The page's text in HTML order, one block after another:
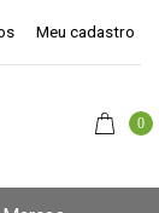
Meu cadastro
0